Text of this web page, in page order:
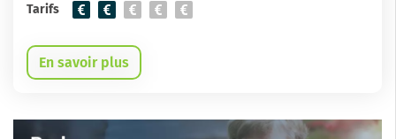
Tarifs
En savoir plus